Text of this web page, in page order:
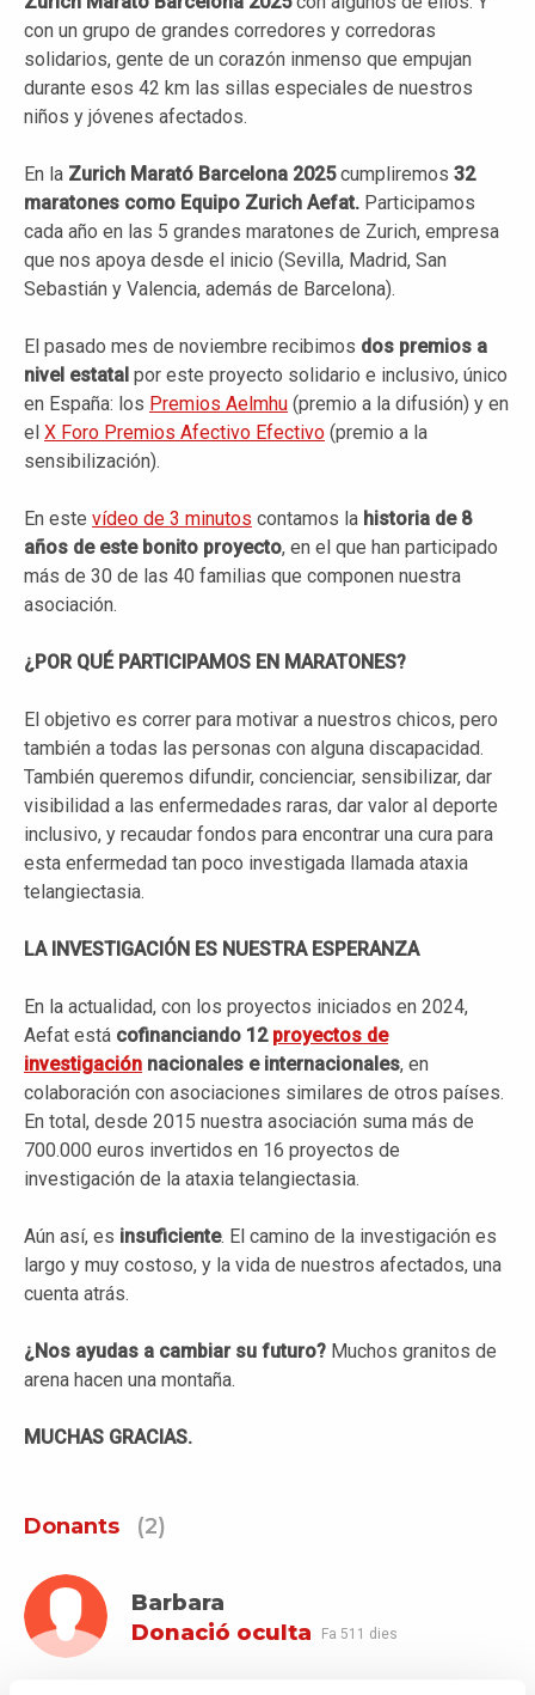
con un grupo de grandes corredores y corredoras
solidarios, gente de un corazón inmenso que empujan
durante esos 42 km las sillas especiales de nuestros
niños y jóvenes afectados.
En la Zurich Marató Barcelona 2025cumpliremos 32
maratones como Equipo Zurich Aefat. Participamos
cada año en las 5 grandes maratones de Zurich, empresa
que nos apoya desde el inicio (Sevilla, Madrid, San
Sebastián y Valencia, además de Barcelona).
El pasado mes de noviembre recibimos dos premios a
nivel estatal por este proyecto solidario e inclusivo, único
en España: los Premios Aelmhu (premio a la difusión) y en
el X Foro Premios Afectivo Efectivo (premio a la
sensibilización).
En este vídeo de 3 minutos contamos la historia de 8
años de este bonito proyecto, en el que han participado
más de 30 de las 40 familias que componen nuestra
asociación.
¿POR QUÉ PARTICIPAMOS EN MARATONES?
El objetivo es correr para motivar a nuestros chicos, pero
también a todas las personas con alguna discapacidad.
También queremos difundir, concienciar, sensibilizar, dar
visibilidad a las enfermedades raras, dar valor al deporte
inclusivo, y recaudar fondos para encontrar una cura para
esta enfermedad tan poco investigada llamada ataxia
telangiectasia.
LA INVESTIGACIÓN ES NUESTRA ESPERANZA
En la actualidad, con los proyectos iniciados en 2024,
Aefat está cofinanciando 12 proyectos de
investigación nacionales e internacionales, en
colaboración con asociaciones similares de otros países.
En total, desde 2015 nuestra asociación suma más de
700.000 euros invertidos en 16 proyectos de
investigación de la ataxia telangiectasia.
Aún así, es insuficiente. El camino de la investigación es
largo y muy costoso, y la vida de nuestros afectados, una
cuenta atrás.
¿Nos ayudas a cambiar su futuro? Muchos granitos de
arena hacen una montaña.
MUCHAS GRACIAS.
Donants (2)
Barbara
Donació oculta
Fa 511 dies